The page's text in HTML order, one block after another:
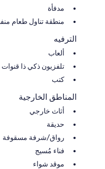
مدفأة
منطقة تناول طعام
الترفيه
ألعاب
تلفزيون ذكي ذا
كتب
المناطق الخارجية
أثاث خارجي
حديقة
رواق/شرفة مسقوفة
فناء مُسيج
موقد شواء